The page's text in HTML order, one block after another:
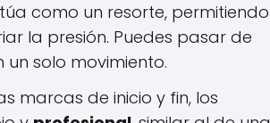
como un resorte, permitiendo
la presión. Puedes pasar de
solo movimiento.
marcas de inicio y fin, los